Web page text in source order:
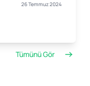
26 Temmuz 2024
Tümünü Gör